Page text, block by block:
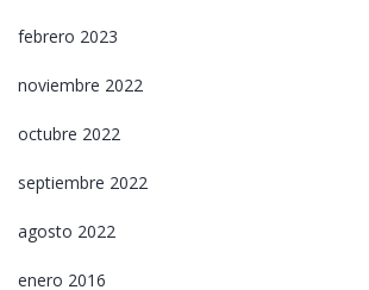
febrero 2023
noviembre 2022
octubre 2022
septiembre 2022
agosto 2022
enero 2016